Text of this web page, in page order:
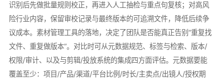
识别后先做批量规则校正，再进入人工抽检与重点句复核；对高风
险行业内容，保留审校记录与最终版本的可追溯文件，降低后续争
议成本。素材管理工具的落地，决定了团队是否能真正告别“重复找
文件、重复做版本”。对比时可从元数据规范、标签与检索、版本/
权限/审计、以及与剪辑/投放系统的集成四方面评估。元数据要能
覆盖至少：项目/产品/渠道/平台比例/时长/主卖点/出镜人/授权期